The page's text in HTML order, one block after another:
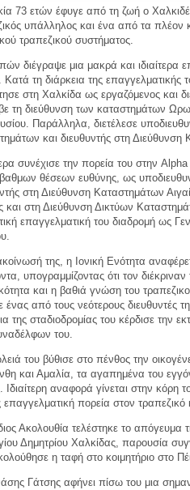
73 ετών έφυγε από τη ζωή ο
υπάλληλος και ένα από τα πλέον
τραπεζικού συστήματος.
διέγραψε μια μακρά και ιδιαίτερα
Κατά τη διάρκεια της επαγγελματικής
στη Χαλκίδα ως εργαζόμενος και
τη διεύθυνση των καταστημάτων
Παράλληλα, διετέλεσε
και διευθυντής στη Διεύθυνση
συνέχισε την πορεία του στην
θέσεων ευθύνης, ως
στη Διεύθυνση Καταστημάτων
και στη Διεύθυνση Δικτύων
επαγγελματική του διαδρομή ως
της, η Ιονική Ενότητα
υπογραμμίζοντας ότι τον
και η βαθιά γνώση του
ένας από τους νεότερους διευθυντές
της σταδιοδρομίας του κέρδισε την
του.
του βύθισε στο πένθος την
και Αμαλία, τα αγαπημένα του
Ιδιαίτερη αναφορά γίνεται στην
επαγγελματική πορεία στον τραπεζικό
Ακολουθία τελέστηκε το απόγευμα
Δημητρίου Χαλκίδας, παρουσία
η ταφή στο κοιμητήριο στο
Γάτσης αφήνει πίσω του μια